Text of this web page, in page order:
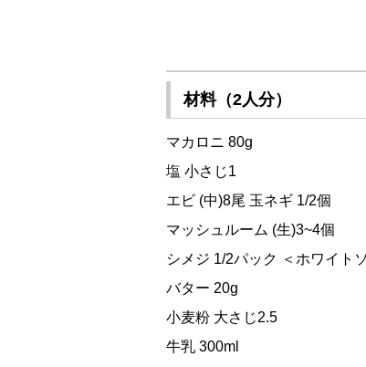
材料（2人分）
マカロニ 80g
塩 小さじ1
エビ (中)8尾 玉ネギ 1/2個
マッシュルーム (生)3~4個
シメジ 1/2パック ＜ホワイト
バター 20g
小麦粉 大さじ2.5
牛乳 300ml